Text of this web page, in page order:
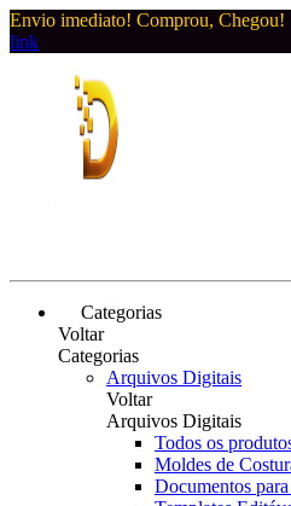
Envio imediato! Comprou, Chegou!
link
Categorias
Voltar
Categorias
Arquivos Digitais
Voltar
Arquivos Digitais
Todos os
Moldes de
Documentos